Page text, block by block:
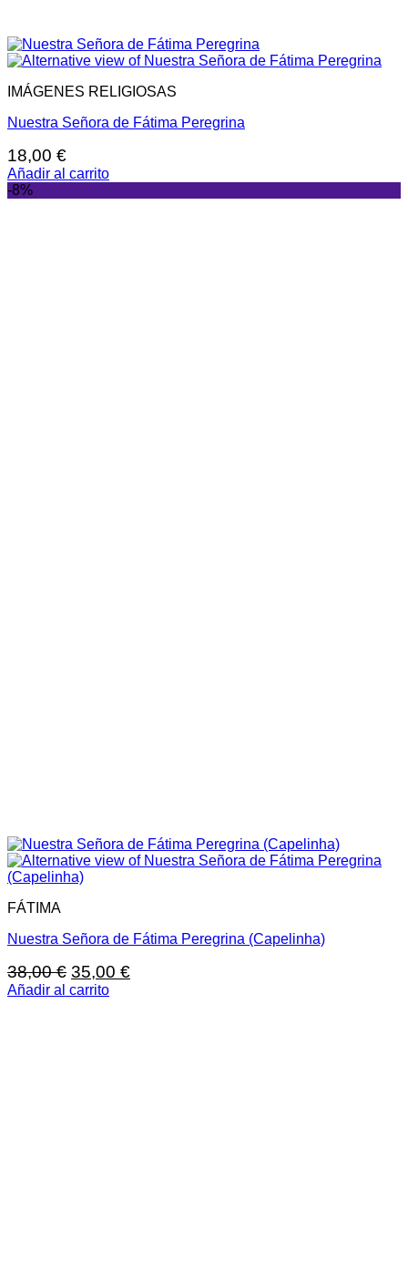
IMÁGENES RELIGIOSAS
Nuestra Señora de Fátima Peregrina
18,00 €
Añadir al carrito
-8%
FÁTIMA
Nuestra Señora de Fátima Peregrina (Capelinha)
38,00€ El
precio
35,00 €El
Añadir al carrito